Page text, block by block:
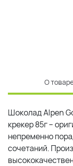
О
Шоколад Alpen
крекер 85г –
непременно
сочетаний.